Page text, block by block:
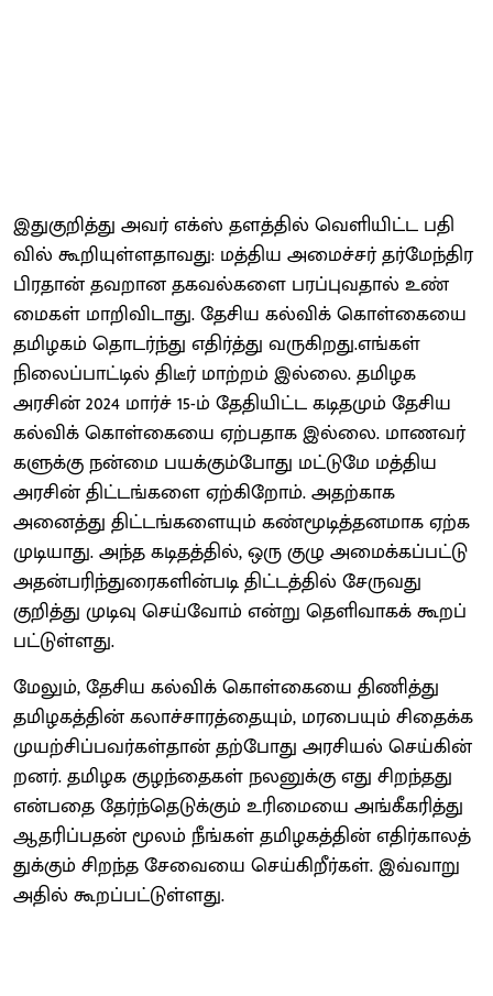
இதுகுறித்து அவர் எக்ஸ் தளத்​தில் வெளி​யிட்ட பதி​
வில் கூறி​யுள்​ள​தாவது: மத்​திய அமைச்​சர் தர்​மேந்​திர
பிர​தான் தவறான தகவல்​களை பரப்​புவ​தால் உண்​
மை​கள் மாறி​வி​டாது. தேசிய கல்விக் கொள்​கையை
தமிழகம் தொடர்ந்து எதிர்த்து வரு​கிறது.எங்​கள்
நிலைப்​பாட்​டில் திடீர் மாற்​றம் இல்​லை. தமிழக
அரசின் 2024 மார்ச் 15-ம் தேதி​யிட்ட கடித​மும் தேசிய
கல்விக் கொள்​கையை ஏற்​ப​தாக இல்​லை. மாணவர்​
களுக்கு நன்மை பயக்​கும்​போது மட்​டுமே மத்​திய
அரசின் திட்​டங்​களை ஏற்​கிறோம். அதற்​காக
அனைத்து திட்​டங்​களை​யும் கண்​மூடித்​தன​மாக ஏற்க
முடி​யாது. அந்த கடிதத்​தில், ஒரு குழு அமைக்​கப்​பட்டு
அதன்​பரிந்​துரைகளின்​படி திட்​டத்​தில் சேரு​வது
குறித்து முடிவு செய்​வோம் என்று தெளி​வாகக் கூறப்​
பட்​டுள்​ளது.
மேலும், தேசிய கல்விக் கொள்​கையை திணித்து
தமிழகத்​தின் கலாச்​சா​ரத்​தை​யும், மரபை​யும் சிதைக்க
முயற்​சிப்​பவர்​கள்​தான் தற்​போது அரசி​யல் செய்​கின்​
றனர். தமிழக குழந்​தைகள் நலனுக்கு எது சிறந்​தது
என்​பதை தேர்ந்​தெடுக்​கும் உரிமையை அங்​கீகரித்து
ஆதரிப்​ப​தன் மூலம் நீங்​கள் தமிழகத்​தின் எதிர்​காலத்​
துக்​கும் சிறந்த சேவையை செய்​கிறீர்​கள். இவ்​வாறு
அதில் கூறப்​பட்​டுள்​ளது.